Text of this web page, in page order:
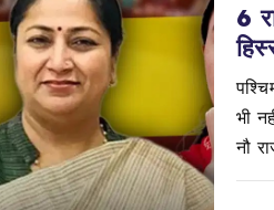
6
भी
नौ